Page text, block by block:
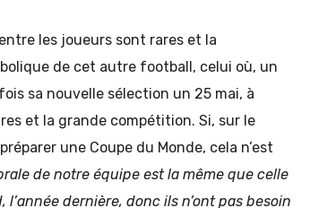
les joueurs sont rares et la
de cet autre football, celui où, un
sa nouvelle sélection un 25 mai, à
et la grande compétition. Si, sur le
une Coupe du Monde, cela n’est
de notre équipe est la même que celle
dernière, donc ils n’ont pas besoin